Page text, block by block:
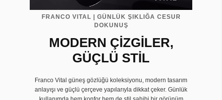
FRANCO VITAL | GÜNLÜK ŞIKLIĞA CESUR
DOKUNUŞ
MODERN ÇİZGİLER,
GÜÇLÜ STİL
Franco Vital güneş gözlüğü koleksiyonu, modern tasarım
anlayışı ve güçlü çerçeve yapılarıyla dikkat çeker. Günlük